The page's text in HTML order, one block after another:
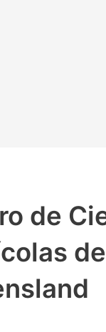
de
de